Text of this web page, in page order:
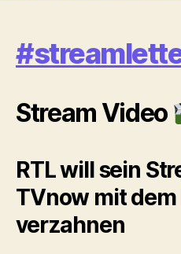
Stream Video
RTL will sein
TVnow mit
verzahnen